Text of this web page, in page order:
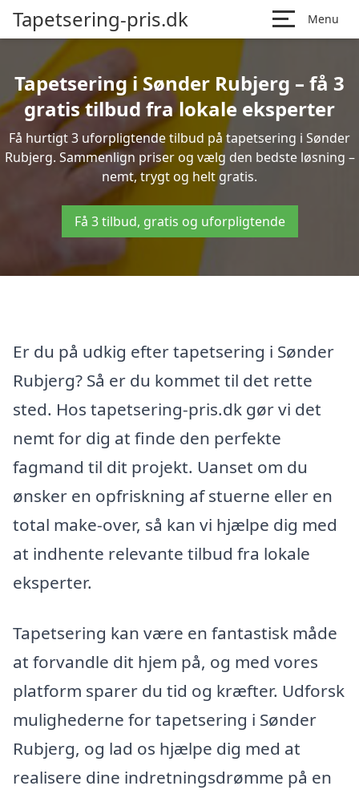
Tapetsering-pris.dk Menu
Tapetsering i Sønder Rubjerg – få 3
gratis tilbud fra lokale eksperter
Få hurtigt 3 uforpligtende tilbud på tapetsering i Sønder
Rubjerg. Sammenlign priser og vælg den bedste løsning –
nemt, trygt og helt gratis.
Få 3 tilbud, gratis og uforpligtende
Er du på udkig efter tapetsering i Sønder
Rubjerg? Så er du kommet til det rette
sted. Hos tapetsering-pris.dk gør vi det
nemt for dig at finde den perfekte
fagmand til dit projekt. Uanset om du
ønsker en opfriskning af stuerne eller en
total make-over, så kan vi hjælpe dig med
at indhente relevante tilbud fra lokale
eksperter.
Tapetsering kan være en fantastisk måde
at forvandle dit hjem på, og med vores
platform sparer du tid og kræfter. Udforsk
mulighederne for tapetsering i Sønder
Rubjerg, og lad os hjælpe dig med at
realisere dine indretningsdrømme på en